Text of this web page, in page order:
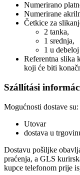
Numerirano
Numerirane
Četkice za
2 tanka,
1 srednja,
1 u
Referentna slika
koji će biti
Szállítási
Mogućnosti dostave su:
Utovar
dostava u
Dostavu pošiljke
praćenja, a GLS
kupce telefonom prije